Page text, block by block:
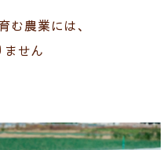
む農業には、
せん